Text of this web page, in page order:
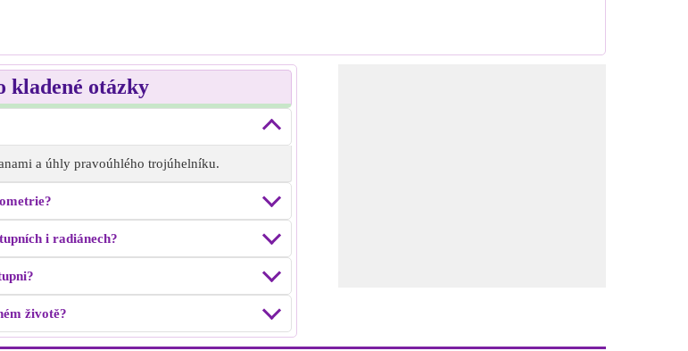
kladené otázky
a úhly pravoúhlého trojúhelníku.
i radiánech?
životě?